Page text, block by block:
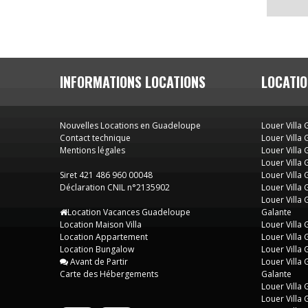
INFORMATIONS LOCATIONS
Nouvelles Locations en Guadeloupe
Contact technique
Mentions légales
Siret 421 486 960 00048
Déclaration CNIL n°2135902
Location Vacances Guadeloupe
Location Maison Villa
Location Appartement
Location Bungalow
Avant de Partir
Carte des Hébergements
Louer Villa
Louer Villa
Louer Villa
Louer Villa
Louer Villa
Louer Villa
Louer Villa
Galante
Louer Villa
Louer Villa
Louer Villa
Louer Villa
Galante
Louer Villa
Louer Villa